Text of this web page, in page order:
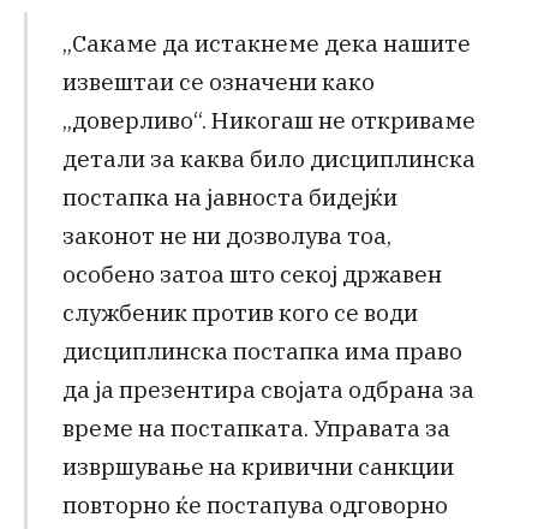
„Сакаме да истакнеме дека нашите
извештаи се означени како
„доверливо“. Никогаш не откриваме
детали за каква било дисциплинска
постапка на јавноста бидејќи
законот не ни дозволува тоа,
особено затоа што секој државен
службеник против кого се води
дисциплинска постапка има право
да ја презентира својата одбрана за
време на постапката. Управата за
извршување на кривични санкции
повторно ќе постапува одговорно